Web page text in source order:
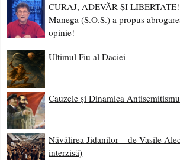
CURAJ, ADEVĂR ȘI
Manega (S.O.S.) a propus
opinie!
Ultimul Fiu al Daciei
Cauzele și Dinamica
Năvălirea Jidanilor – de Vasile
interzisă)